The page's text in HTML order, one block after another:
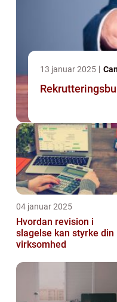
13 januar 2025
04 januar 2025
Hvordan revision i
slagelse kan styrke din
virksomhed